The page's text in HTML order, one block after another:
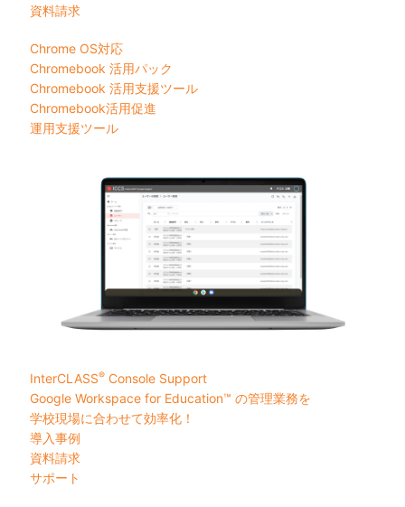
資料請求
Chrome OS対応
Chromebook 活用パック
Chromebook 活用支援ツール
Chromebook活用促進
運用支援ツール
InterCLASS®︎ Console Support
Google Workspace for Education™ の管理業務を
学校現場に合わせて効率化！
導入事例
資料請求
サポート